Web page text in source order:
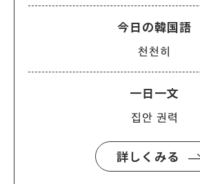
今日の韓国語
천천히
一日一文
집안 권력
詳しくみる